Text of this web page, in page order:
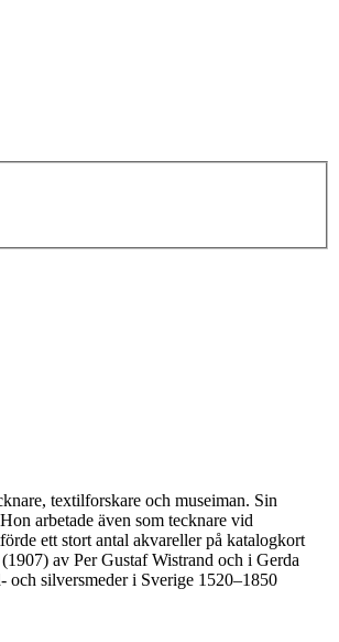
textilforskare och museiman. Sin
arbetade även som tecknare vid
ett stort antal akvareller på katalogkort
av Per Gustaf Wistrand och i Gerda
och silversmeder i Sverige 1520–1850